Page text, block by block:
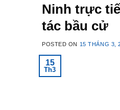
Ninh trực
tác bầu cử
POSTED ON 15 THÁNG 3,
15
Th3